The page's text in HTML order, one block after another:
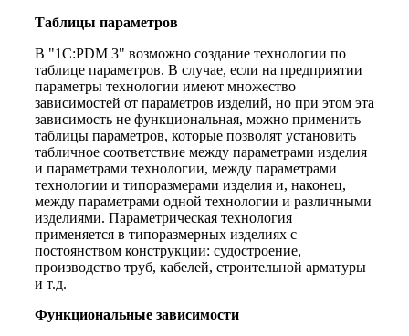
Таблицы параметров
В "1C:PDM 3" возможно создание технологии по
таблице параметров. В случае, если на предприятии
параметры технологии имеют множество
зависимостей от параметров изделий, но при этом эта
зависимость не функциональная, можно применить
таблицы параметров, которые позволят установить
табличное соответствие между параметрами изделия
и параметрами технологии, между параметрами
технологии и типоразмерами изделия и, наконец,
между параметрами одной технологии и различными
изделиями. Параметрическая технология
применяется в типоразмерных изделиях с
постоянством конструкции: судостроение,
производство труб, кабелей, строительной арматуры
и т.д.
Функциональные зависимости